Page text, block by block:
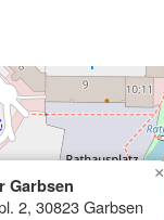
Garbsen
2, 30823 Garbsen
×